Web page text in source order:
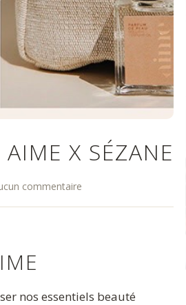
X SÉZANE
commentaire
nos essentiels beauté